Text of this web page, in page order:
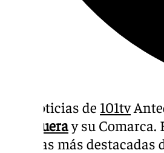
Las noticias de 101tv
Antequeray su Comarca.
noticias más destacadas